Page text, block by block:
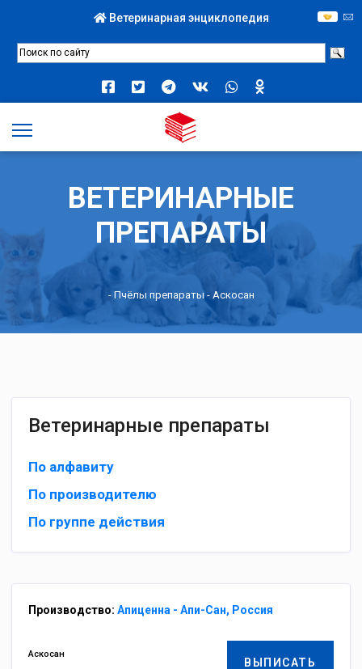
Ветеринарная энциклопедия
ВЕТЕРИНАРНЫЕ
ПРЕПАРАТЫ
- Пчёлы препараты- Аскосан
Ветеринарные препараты
По алфавиту
По производителю
По группе действия
Производство: Апиценна - Апи-Сан, Россия
ВЫПИСАТЬ
Аскосан